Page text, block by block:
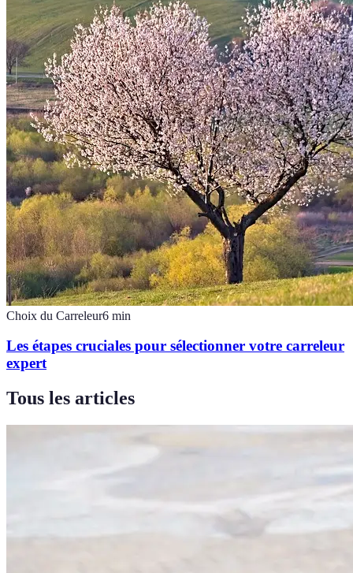
Choix du Carreleur6 min
Les étapes cruciales pour sélectionner votre carreleur
expert
Tous les articles